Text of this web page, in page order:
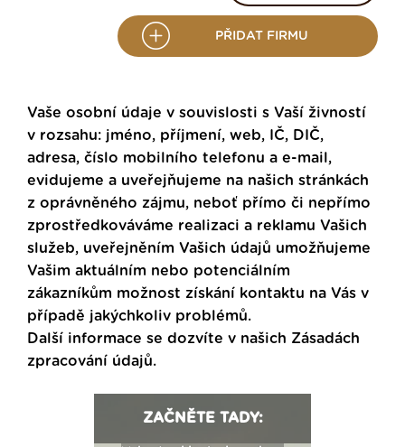
PŘIDAT FIRMU
Vaše osobní údaje v souvislosti s Vaší živností
v rozsahu: jméno, příjmení, web, IČ, DIČ,
adresa, číslo mobilního telefonu a e-mail,
evidujeme a uveřejňujeme na našich stránkách
z oprávněného zájmu, neboť přímo či nepřímo
zprostředkováváme realizaci a reklamu Vašich
služeb, uveřejněním Vašich údajů umožňujeme
Vašim aktuálním nebo potenciálním
zákazníkům možnost získání kontaktu na Vás v
případě jakýchkoliv problémů.
Další informace se dozvíte v našich Zásadách
zpracování údajů.
ZAČNĚTE TADY: